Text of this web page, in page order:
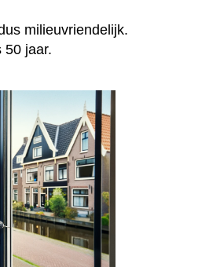
milieuvriendelijk.
50 jaar.